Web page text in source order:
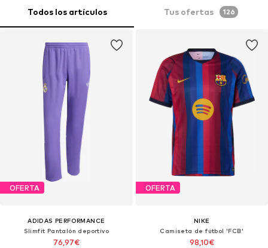
Todos los artículos Tus ofertas 126
OFERTA
ADIDAS PERFORMANCE
Slimfit Pantalón deportivo
76,97€
OFERTA
NIKE
Camiseta de fútbol 'FCB'
98,10€